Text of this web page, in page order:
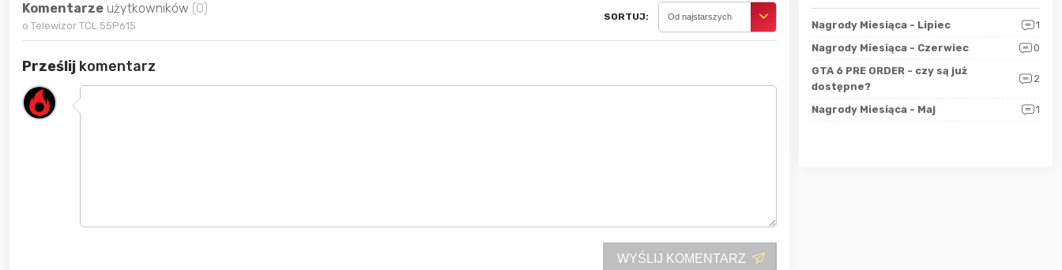
Komentarze użytkowników (0)
o Telewizor TCL 55P615
SORTUJ: Od najstarszych
Prześlij komentarz
WYŚLIJ KOMENTARZ
Sferis - czemu odstrasza?
Katalog nagród
Nagrody Miesiąca - Lipiec
1
Nagrody Miesiąca - Czerwiec
0
GTA 6 PRE ORDER - czy są już
dostępne?
2
Nagrody Miesiąca - Maj 1